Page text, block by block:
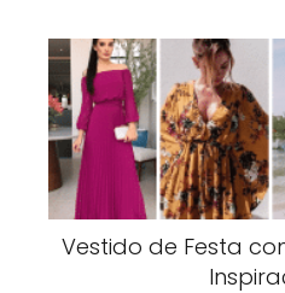
Vestido de Festa